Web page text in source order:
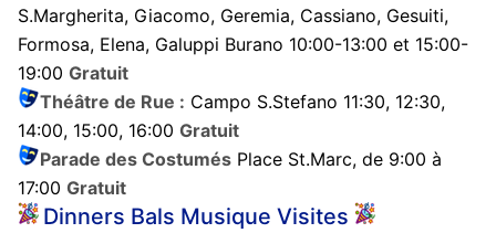
S.Margherita, Giacomo, Geremia, Cassiano, Gesuiti,
Formosa, Elena, Galuppi Burano 10:00-13:00 et 15:00-
19:00 Gratuit
Théâtre de Rue : Campo S.Stefano 11:30, 12:30,
14:00, 15:00, 16:00 Gratuit
Parade des CostumésPlace St.Marc, de 9:00 à
17:00 Gratuit
Dinners Bals Musique Visites